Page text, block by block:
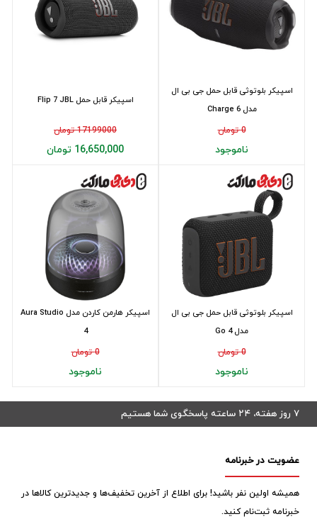
اسپیکر قابل حمل Flip 7 JBL
17199000 تومان
16,650,000 تومان
اسپیکر بلوتوثی قابل حمل جی بی ال
مدل Charge 6
0 تومان
ناموجود
اسپیکر هارمن کاردن مدل Aura Studio
4
0 تومان
ناموجود
اسپیکر بلوتوثی قابل حمل جی بی ال
مدل Go 4
0 تومان
ناموجود
۷ روز هفته، ۲۴ ساعته پاسخگوی شما هستیم
عضویت در خبرنامه
همیشه اولین نفر باشید! برای اطلاع از آخرین تخفیف‌ها و جدیدترین کالاها در
خبرنامه ثبت‌نام کنید.